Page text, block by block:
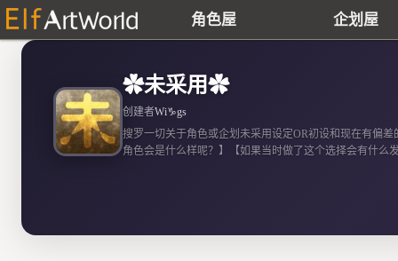
角色屋 企划屋
✿未采用✿
创建者Wi♑gs
搜罗一切关于角色或企划未采用设定OR初设和现在有偏
角色会是什么样呢？】【如果当时做了这个选择会有什么